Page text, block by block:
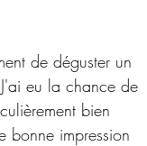
de déguster un
eu la chance de
bien
bonne impression